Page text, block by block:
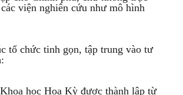
viện nghiên cứu như mô hình
tổ chức tinh gọn, tập trung vào tư
học Hoa Kỳ được thành lập từ